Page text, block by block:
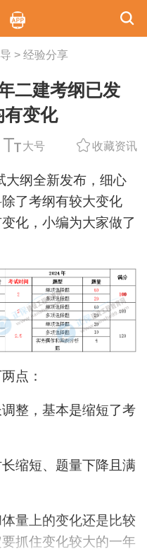
> 经验分享
二建考纲已发
有变化
大号 收藏资讯
纲全新发布，细心
了考纲有较大变化
化，小编为大家做了
点：
整，基本是缩短了考
缩短、题量下降且满
量上的变化还是比较
抓住变化较大的一年